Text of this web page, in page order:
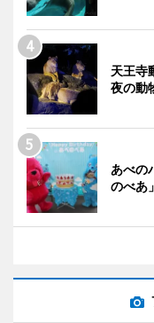
天王寺
夜の動
あべの
のべあ